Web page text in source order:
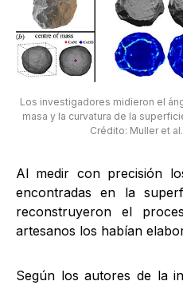
Los investigadores midieron el
masa y la curvatura de la
Crédito: Muller et
Al medir con precisión
encontradas en la
reconstruyeron el
artesanos los habían
Según los autores de la